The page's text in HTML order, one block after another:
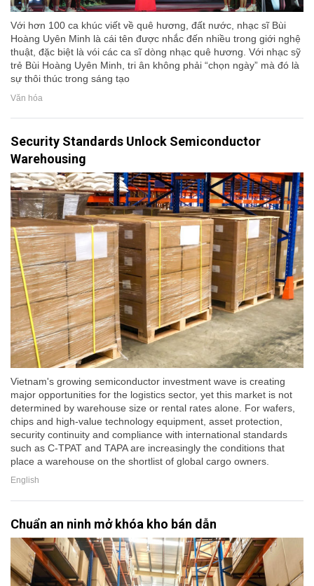
Với hơn 100 ca khúc viết về quê hương, đất nước, nhạc sĩ Bùi
Hoàng Uyên Minh là cái tên được nhắc đến nhiều trong giới nghệ
thuật, đặc biệt là vói các ca sĩ dòng nhạc quê hương. Với nhạc sỹ
trẻ Bùi Hoàng Uyên Minh, tri ân không phải “chọn ngày” mà đó là
sự thôi thúc trong sáng tạo
Văn hóa
Security Standards Unlock Semiconductor
Warehousing
Vietnam's growing semiconductor investment wave is creating
major opportunities for the logistics sector, yet this market is not
determined by warehouse size or rental rates alone. For wafers,
chips and high-value technology equipment, asset protection,
security continuity and compliance with international standards
such as C-TPAT and TAPA are increasingly the conditions that
place a warehouse on the shortlist of global cargo owners.
English
Chuẩn an ninh mở khóa kho bán dẫn